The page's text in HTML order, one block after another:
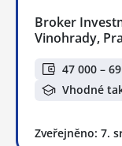
Broker
Vinohrady,
47 000 –
Vhodné
Zveřejněno: 7.